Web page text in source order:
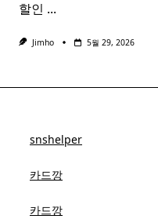
할인 ...
Jimho 5월 29, 2026
snshelper
카드깡
카드깡